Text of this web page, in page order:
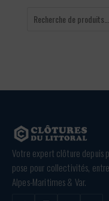
Votre expert clôture depuis
pose pour collectivités,
Alpes-Maritimes & Var.